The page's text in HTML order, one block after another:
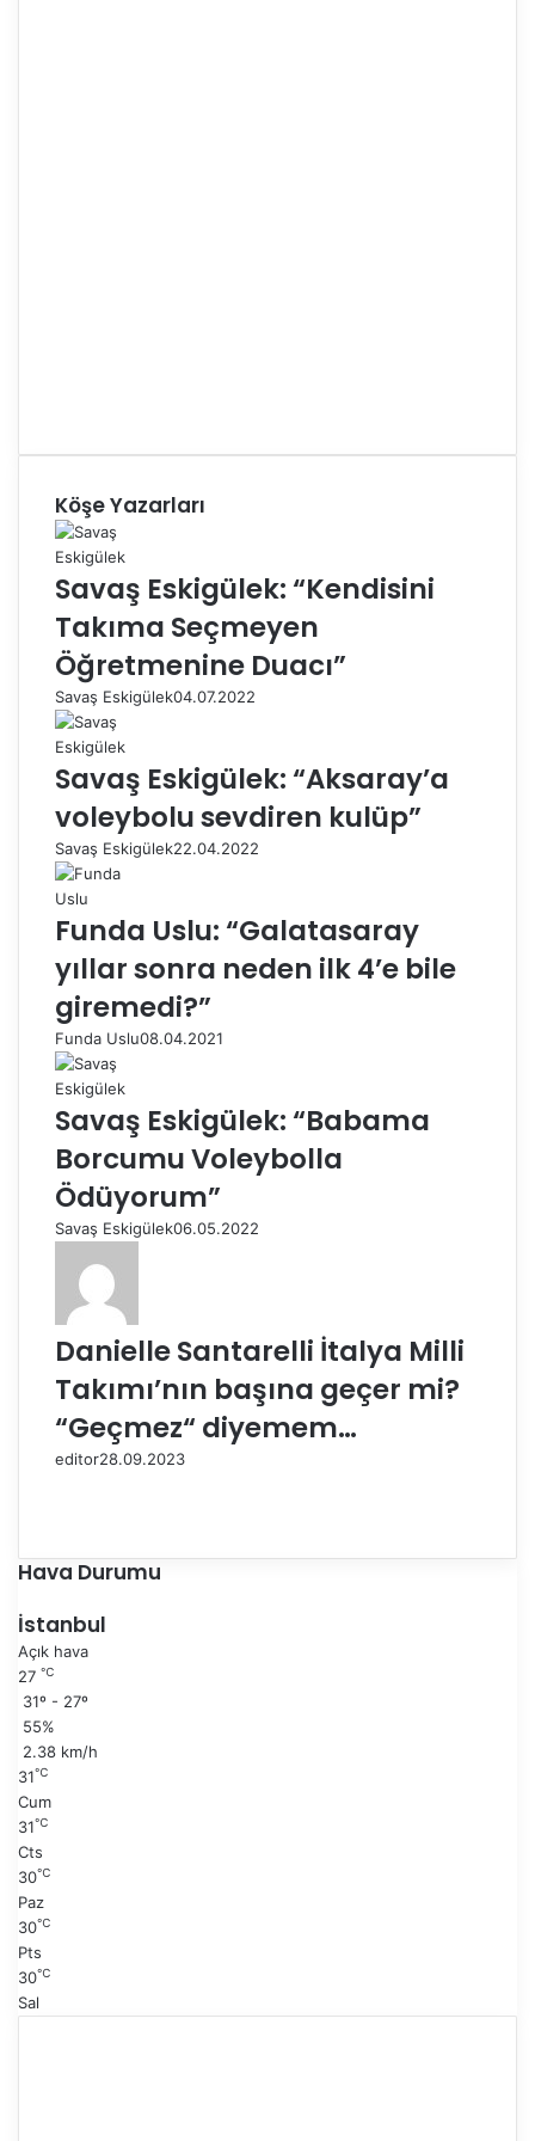
Köşe Yazarları
Savaş Eskigülek: “Kendisini
Takıma Seçmeyen
Öğretmenine Duacı”
Savaş Eskigülek04.07.2022
Savaş Eskigülek: “Aksaray’a
voleybolu sevdiren kulüp”
Savaş Eskigülek22.04.2022
Funda Uslu: “Galatasaray
yıllar sonra neden ilk 4’e bile
giremedi?”
Funda Uslu08.04.2021
Savaş Eskigülek: “Babama
Borcumu Voleybolla
Ödüyorum”
Savaş Eskigülek06.05.2022
Danielle Santarelli İtalya Milli
Takımı’nın başına geçer mi?
“Geçmez“ diyemem…
editor28.09.2023
e
k
s
a
n
k
i
f
Hava Durumu
İstanbul
Açık hava
27 ℃
31º - 27º
55%
2.38 km/h
31℃
Cum
31℃
Cts
30℃
Paz
30℃
Pts
30℃
Sal